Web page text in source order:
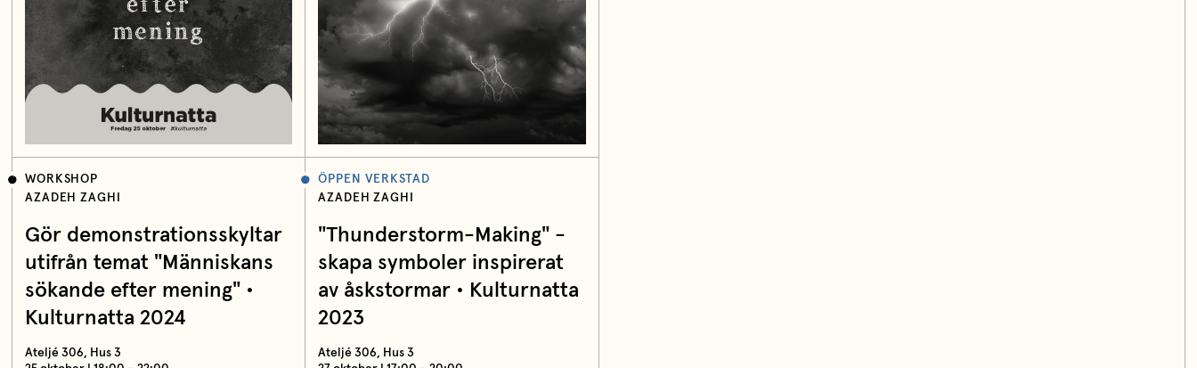
WORKSHOP
AZADEH ZAGHI
Gör demonstrationsskyltar
utifrån temat "Människans
sökande efter mening" •
Kulturnatta 2024
Ateljé 306, Hus 3
ÖPPEN VERKSTAD
AZADEH ZAGHI
"Thunderstorm-Making" -
skapa symboler inspirerat
av åskstormar • Kulturnatta
2023
Ateljé 306, Hus 3